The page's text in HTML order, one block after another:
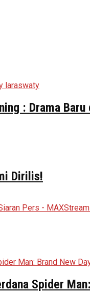
: Drama
Dirilis!
Spider